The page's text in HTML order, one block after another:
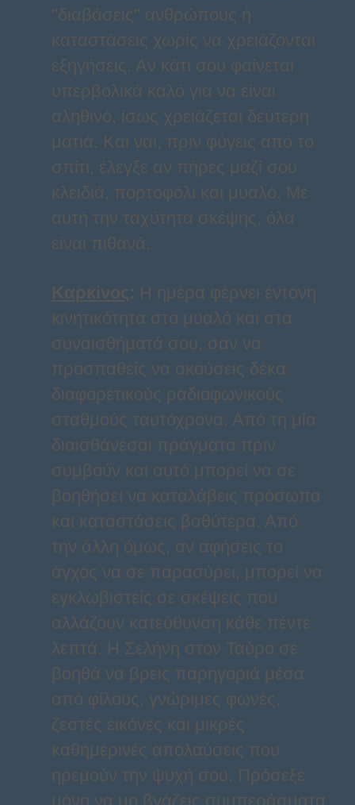
"διαβάσεις" ανθρώπους ή
καταστάσεις χωρίς να χρειάζονται
εξηγήσεις. Αν κάτι σου φαίνεται
υπερβολικά καλό για να είναι
αληθινό, ίσως χρειάζεται δεύτερη
ματιά. Και ναι, πριν φύγεις από το
σπίτι, έλεγξε αν πήρες μαζί σου
κλειδιά, πορτοφόλι και μυαλό. Με
αυτή την ταχύτητα σκέψης, όλα
είναι πιθανά.
Καρκίνος: Η ημέρα φέρνει έντονη
κινητικότητα στο μυαλό και στα
συναισθήματά σου, σαν να
προσπαθείς να ακούσεις δέκα
διαφορετικούς ραδιοφωνικούς
σταθμούς ταυτόχρονα. Από τη μία
διαισθάνεσαι πράγματα πριν
συμβούν και αυτό μπορεί να σε
βοηθήσει να καταλάβεις πρόσωπα
και καταστάσεις βαθύτερα. Από
την άλλη όμως, αν αφήσεις το
άγχος να σε παρασύρει, μπορεί να
εγκλωβιστείς σε σκέψεις που
αλλάζουν κατεύθυνση κάθε πέντε
λεπτά. Η Σελήνη στον Ταύρο σε
βοηθά να βρεις παρηγοριά μέσα
από φίλους, γνώριμες φωνές,
ζεστές εικόνες και μικρές
καθημερινές απολαύσεις που
ηρεμούν την ψυχή σου. Πρόσεξε
μόνο να μη βγάζεις συμπεράσματα